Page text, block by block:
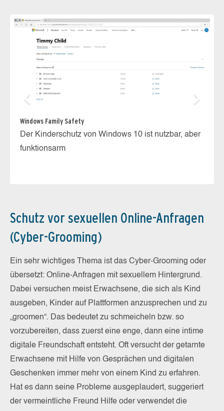
Windows Family Safety
Der Kinderschutz von Windows 10 ist nutzbar, aber
funktionsarm
Schutz vor sexuellen Online-Anfragen
(Cyber-Grooming)
Ein sehr wichtiges Thema ist das Cyber-Grooming oder
übersetzt: Online-Anfragen mit sexuellem Hintergrund.
Dabei versuchen meist Erwachsene, die sich als Kind
ausgeben, Kinder auf Plattformen anzusprechen und zu
„groomen“. Das bedeutet zu schmeicheln bzw. so
vorzubereiten, dass zuerst eine enge, dann eine intime
digitale Freundschaft entsteht. Oft versucht der getarnte
Erwachsene mit Hilfe von Gesprächen und digitalen
Geschenken immer mehr von einem Kind zu erfahren.
Hat es dann seine Probleme ausgeplaudert, suggeriert
der vermeintliche Freund Hilfe oder verwendet die